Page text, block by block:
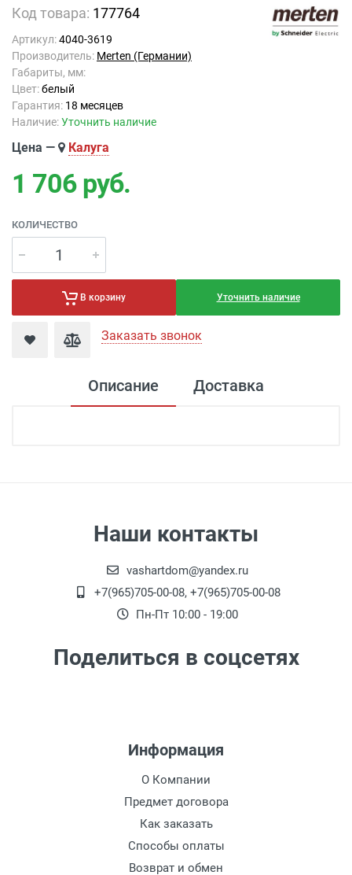
Код товара: 177764
Артикул:4040-3619
Производитель: Merten (Германии)
Габариты, мм:
Цвет:белый
Гарантия: 18 месяцев
Наличие:Уточнить наличие
Цена — Калуга
1 706 руб.
КОЛИЧЕСТВО
В корзину Уточнить наличие
Заказать звонок
Описание Доставка
рублей)
заказе на сумму от 4000 рублей до 7000
рублей) внутри Садового Кольца
Доставка г. Москва -650 рублей
рублей)
Доставка г. Калуга (самовывоз из офиса)
заказ менее 3000 рублей. -
Акция: Доставка до: Малоярославец,
Обнинск, Балабаново -Бесплатно
заказе более 3000 рублей), до подъезда;
менее 3000 рублей. -300 рублей
Наши контакты
vashartdom@yandex.ru
+7(965)705-00-08, +7(965)705-00-08
Пн-Пт 10:00 - 19:00
Поделиться в соцсетях
Информация
О Компании
Предмет договора
Как заказать
Способы оплаты
Возврат и обмен